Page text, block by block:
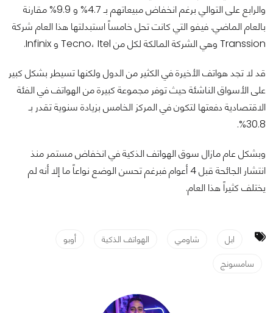
والرابع على التوالي برغم انخفاض مبيعاتهم بـ 4.7% و 9.9% مقارنة
بالعام الماضي. فيفو التي كانت تحل خامساً استبدلتها هذا العام شركة
Transsion وهي الشركة المالكة لكل من Tecno، Itel و Infinix.
قد لا تجد هواتف الأخيرة في الكثير من الدول ولكنها تسيطر بشكل كبير
على الأسواق الناشئة حيث توفر مجموعة كبيرة من الهواتف في الفئة
الاقتصادية دفعتها لتكون في المركز الخامس بزيادة سنوية تقدر بـ
30.8%.
وبشكل عام مازال سوق الهواتف الذكية في انخفاض مستمر منذ
انتشار الجائحة قبل 4 أعوام فبرغم تحسن الوضع نواعاً ما إلا أنه لم
يختلف كثيراً هذا العام.
ابل شاومي الهواتف الذكية
أوبو
سامسونج